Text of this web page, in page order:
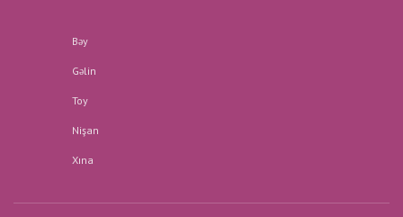
Bəy
Gəlin
Toy
Nişan
Xına